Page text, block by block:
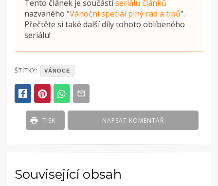
Tento článek je součástíseriálu článků
nazvaného "Vánoční speciál plný rad a tipů".
Přečtěte si také další díly tohoto oblíbeného
seriálu!
POSTED
ČLÁNKY
ŠTÍTKY: VÁNOCE
NAPSAT KOMENTÁŘ
TISK
Související obsah